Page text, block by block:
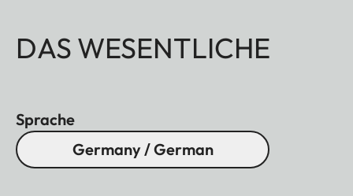
DAS WESENTLICHE
Sprache
Germany / German